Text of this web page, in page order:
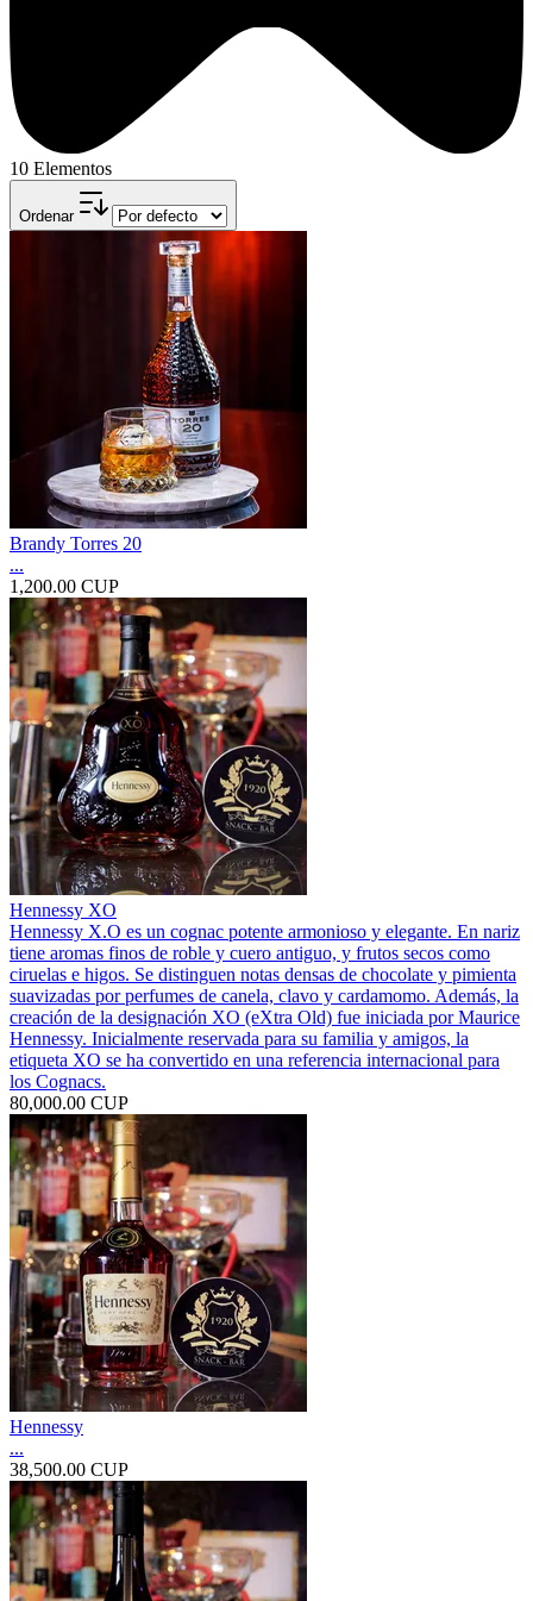
10 Elementos
Ordenar
Brandy Torres 20
...
1,200.00 CUP
Hennessy XO
Hennessy X.O es un cognac potente armonioso y elegante. En nariz
tiene aromas finos de roble y cuero antiguo, y frutos secos como
ciruelas e higos. Se distinguen notas densas de chocolate y pimienta
suavizadas por perfumes de canela, clavo y cardamomo. Además, la
creación de la designación XO (eXtra Old) fue iniciada por Maurice
Hennessy. Inicialmente reservada para su familia y amigos, la
etiqueta XO se ha convertido en una referencia internacional para
los Cognacs.
80,000.00 CUP
Hennessy
...
38,500.00 CUP